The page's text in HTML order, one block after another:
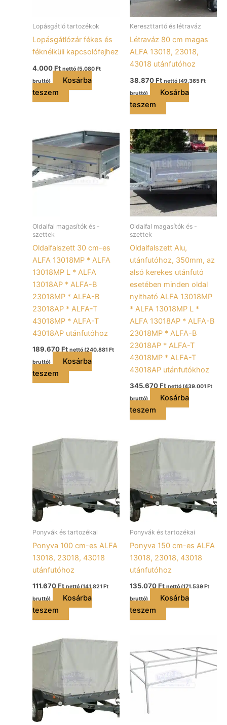
Lopásgátló tartozékok
Lopásgátlózár fékes és
féknélküli kapcsolófejhez
4.000Ft nettó (5.080Ft
bruttó)
Kosárba
teszem
Kereszttartó és létraváz
Létraváz 80 cm magas
ALFA 13018, 23018,
43018 utánfutóhoz
38.870Ft nettó (49.365Ft
bruttó)
Kosárba
teszem
Oldalfal magasítók és -
szettek
Oldalfalszett 30 cm-es
ALFA 13018MP * ALFA
13018MP L * ALFA
13018AP * ALFA-B
23018MP * ALFA-B
23018AP * ALFA-T
43018MP * ALFA-T
43018AP utánfutóhoz
189.670Ft nettó (240.881 Ft
bruttó)
Kosárba
teszem
Oldalfal magasítók és -
szettek
Oldalfalszett Alu,
utánfutóhoz, 350mm, az
alsó kerekes utánfutó
esetében minden oldal
nyitható ALFA 13018MP
* ALFA 13018MP L *
ALFA 13018AP * ALFA-B
23018MP * ALFA-B
23018AP * ALFA-T
43018MP * ALFA-T
43018AP utánfutókhoz
345.670Ft nettó (439.001 Ft
bruttó)
Kosárba
teszem
Ponyvák és tartozékai
Ponyva 100 cm-es ALFA
13018, 23018, 43018
utánfutóhoz
111.670Ft nettó (141.821 Ft
bruttó)
Kosárba
teszem
Ponyvák és tartozékai
Ponyva 150 cm-es ALFA
13018, 23018, 43018
utánfutóhoz
135.070Ft nettó (171.539 Ft
bruttó)
Kosárba
teszem